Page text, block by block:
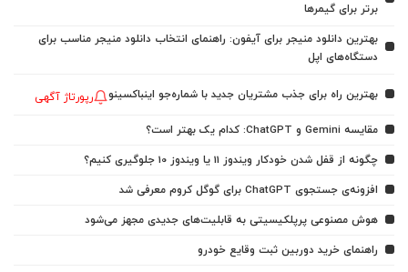
برتر برای گیمرها
بهترین دانلود منیجر برای آیفون: راهنمای انتخاب دانلود منیجر مناسب برای
دستگاه‌های اپل
بهترین راه برای جذب مشتریان جدید با شماره‌جو اینباکسینو رپورتاژ آگهی
مقایسه Gemini و ChatGPT: کدام یک بهتر است؟
چگونه از قفل شدن خودکار ویندوز 11 یا ویندوز 10 جلوگیری کنیم؟
افزونه‌ی جستجوی ChatGPT برای گوگل کروم معرفی شد
هوش مصنوعی پرپلکیسیتی به قابلیت‌های جدیدی مجهز می‌شود
راهنمای خرید دوربین ثبت وقایع خودرو